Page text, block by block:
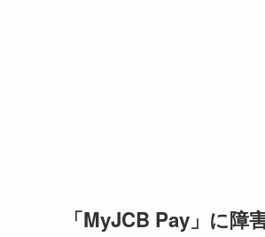
「MyJCB Pay」に障